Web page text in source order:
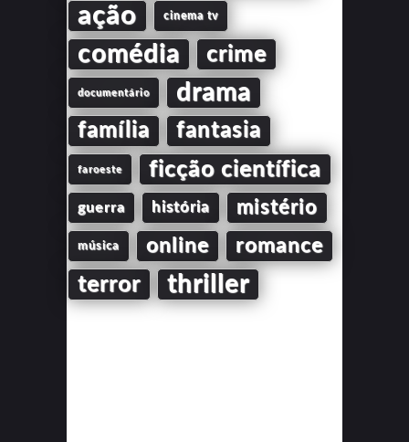
ação cinema tv
comédia crime
documentário drama
família fantasia
faroeste ficção científica
guerra história mistério
música online romance
terror thriller